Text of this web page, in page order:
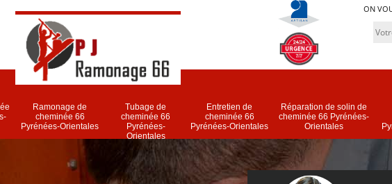
ON
Ramonage de
cheminée 66
Pyrénées-Orientales
Tubage de
cheminée 66
Pyrénées-
Orientales
Entretien de
cheminée 66
Pyrénées-Orientales
Réparation de solin de
cheminée 66 Pyrénées-
Orientales